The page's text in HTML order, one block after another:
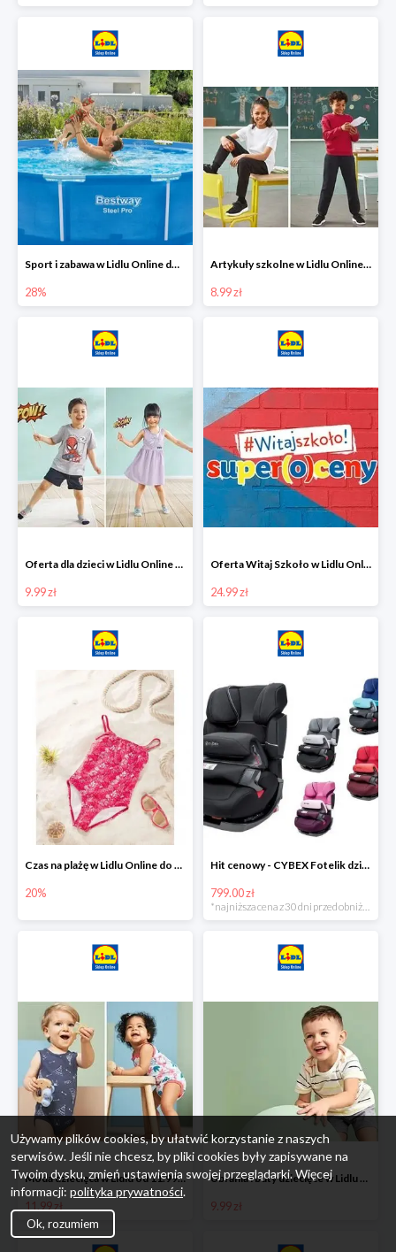
Sport i zabawa w Lidlu Online do -28%
28%
Artykuły szkolne w Lidlu Online od 8,99 zł
8.99 zł
Oferta dla dzieci w Lidlu Online od 9,99 zł
9.99 zł
Oferta Witaj Szkoło w Lidlu Online od 24,99 zł
24.99 zł
Czas na plażę w Lidlu Online do -20%
20%
Hit cenowy - CYBEX Fotelik dziecięcy samochodowy Pallasfix grupa I-III, 9-36 kg
799.00 zł
Moda dziecięca w Lidlu od 11.99 zł
11.99 zł
Ubrania i buty dziecięce w Lidlu Online od 9,99 zł
9.99 zł
Używamy plików cookies, by ułatwić korzystanie z naszych
serwisów. Jeśli nie chcesz, by pliki cookies były zapisywane na
Twoim dysku, zmień ustawienia swojej przeglądarki. Więcej
informacji: polityka prywatności.
Ok, rozumiem